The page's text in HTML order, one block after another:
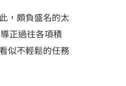
，頗負盛名的太
正過往各項積
似不輕鬆的任務